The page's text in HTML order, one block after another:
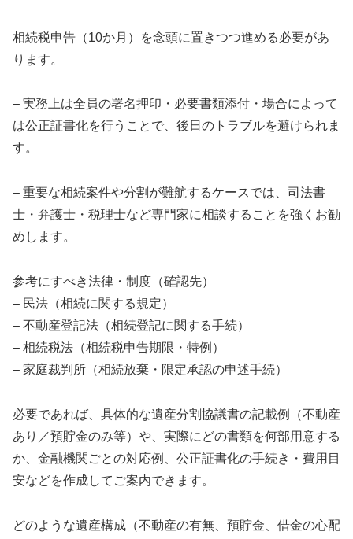
相続税申告（10か月）を念頭に置きつつ進める必要があ
ります。
– 実務上は全員の署名押印・必要書類添付・場合によって
は公正証書化を行うことで、後日のトラブルを避けられま
す。
– 重要な相続案件や分割が難航するケースでは、司法書
士・弁護士・税理士など専門家に相談することを強くお勧
めします。
参考にすべき法律・制度（確認先）
– 民法（相続に関する規定）
– 不動産登記法（相続登記に関する手続）
– 相続税法（相続税申告期限・特例）
– 家庭裁判所（相続放棄・限定承認の申述手続）
必要であれば、具体的な遺産分割協議書の記載例（不動産
あり／預貯金のみ等）や、実際にどの書類を何部用意する
か、金融機関ごとの対応例、公正証書化の手続き・費用目
安などを作成してご案内できます。
どのような遺産構成（不動産の有無、預貯金、借金の心配